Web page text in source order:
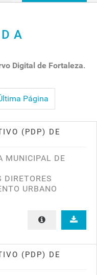
Digital de Fortaleza.
Página
(PDP) DE
MUNICIPAL DE
DIRETORES
URBANO
(PDP) DE